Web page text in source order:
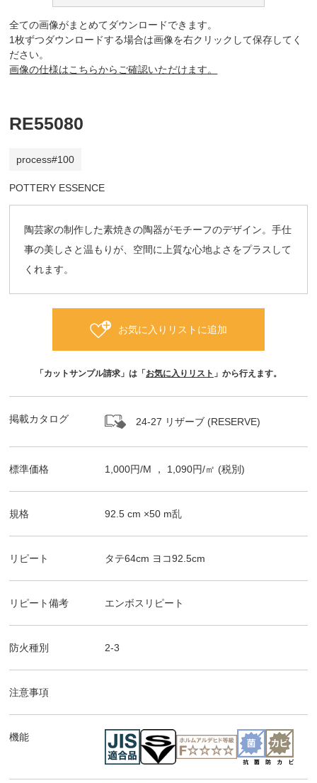
全ての画像がまとめてダウンロードできます。
1枚ずつダウンロードする場合は画像を右クリックして保存してく
ださい。
画像の仕様はこちらからご確認いただけます。
RE55080
process#100
POTTERY ESSENCE
陶芸家の制作した素焼きの陶器がモチーフのデザイン。手仕
事の美しさと温もりが、空間に上質な心地よさをプラスして
くれます。
お気に入りリストに追加
「カットサンプル請求」は「 お気に入りリスト 」から行えます。
掲載カタログ 24-27 リザーブ (RESERVE)
標準価格 1,000円/M ， 1,090円/㎡ (税別)
規格 92.5 cm ×50 m乱
リピート タテ64cm ヨコ92.5cm
リピート備考 エンボスリピート
防火種別 2-3
注意事項
機能